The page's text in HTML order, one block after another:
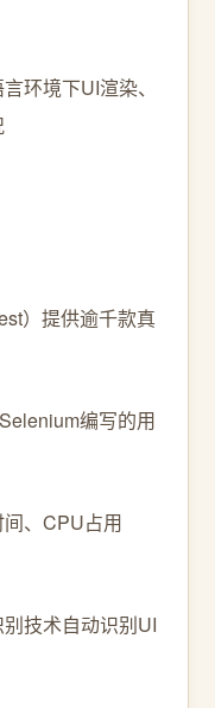
环境下UI渲染、
）提供逾千款真
编写的用
、CPU占用
技术自动识别UI